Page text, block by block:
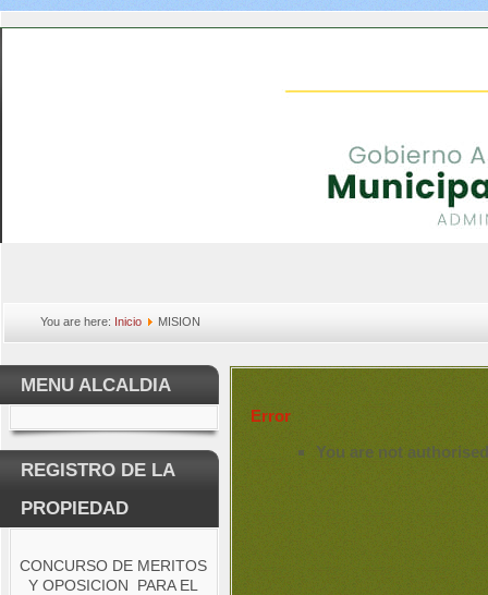
You are here: Inicio MISION
MENU ALCALDIA
REGISTRO DE LA
PROPIEDAD
CONCURSO DE MERITOS
Y OPOSICION PARA EL
Error
You are not